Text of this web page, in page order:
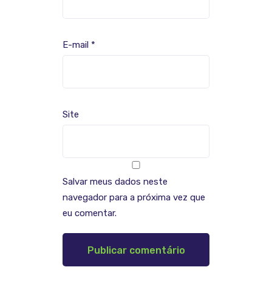
E-mail *
Site
Salvar meus dados neste
navegador para a próxima vez que
eu comentar.